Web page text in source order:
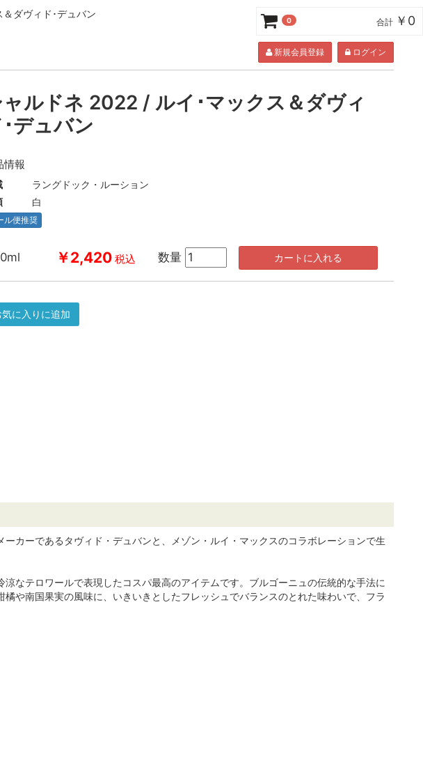
ダヴィド･デュバン
新規会員登録 ログイン
ャルドネ 2022 / ルイ･マックス＆ダヴィ
･デュバン
情報
ラングドック・ルーション
白
ル便推奨
￥2,420 税込 数量 カートに入れる
気に入りに追加
カーであるタヴィド・デュバンと、メゾン・ルイ・マックスのコラボレーションで生
なテロワールで表現したコスパ最高のアイテムです。ブルゴーニュの伝統的な手法に
や南国果実の風味に、いきいきとしたフレッシュでバランスのとれた味わいで、フラ
0 合計 ￥0